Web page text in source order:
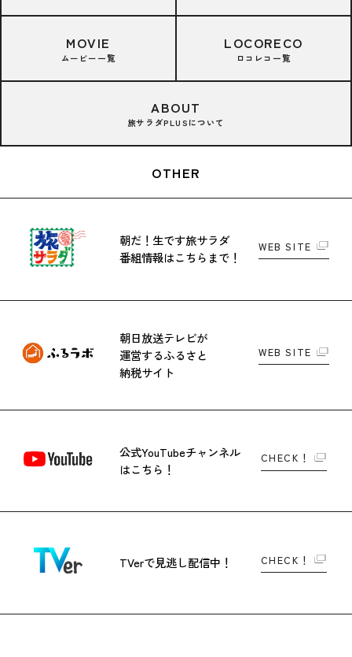
MOVIE
ムービー一覧
LOCORECO
ロコレコ一覧
ABOUT
旅サラダPLUSについて
OTHER
朝だ！生です旅サラダ
番組情報はこちらまで！
WEB SITE
朝日放送テレビが
運営するふるさと
納税サイト
WEB SITE
公式YouTubeチャンネル
はこちら！
CHECK！
TVerで見逃し配信中！ CHECK！